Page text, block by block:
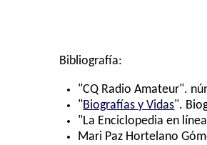
Bibliografía:
"CQ Radio Amateur".
"Biografías y Vidas".
"La Enciclopedia en
Mari Paz Hortelano